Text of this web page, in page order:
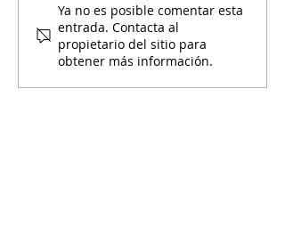
Entre Amigos Cocina:
Pupusas
Ya no es posible comentar esta
entrada. Contacta al
propietario del sitio para
obtener más información.